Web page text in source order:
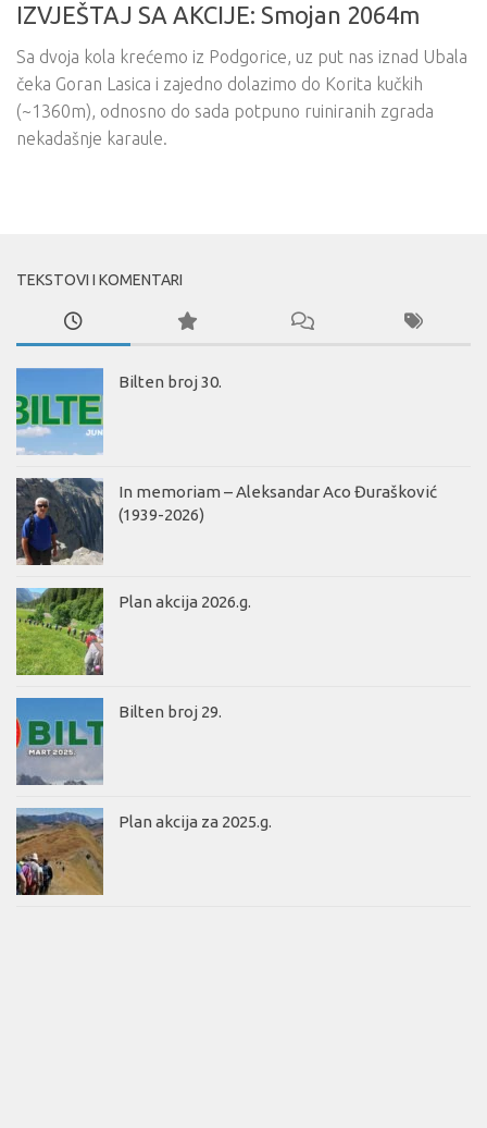
IZVJEŠTAJ SA AKCIJE: Smojan 2064m
Sa dvoja kola krećemo iz Podgorice, uz put nas iznad Ubala
čeka Goran Lasica i zajedno dolazimo do Korita kučkih
(~1360m), odnosno do sada potpuno ruiniranih zgrada
nekadašnje karaule.
TEKSTOVI I KOMENTARI
Bilten broj 30.
In memoriam – Aleksandar Aco Đurašković
(1939-2026)
Plan akcija 2026.g.
Bilten broj 29.
Plan akcija za 2025.g.